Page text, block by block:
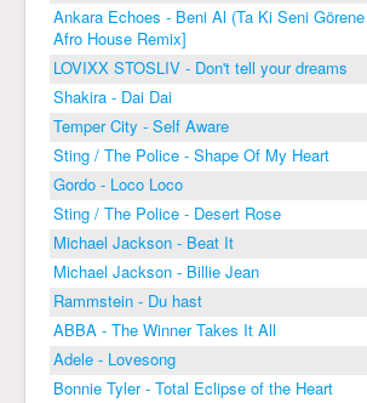
Ankara Echoes - Beni Al (Ta Ki Seni
Afro House Remix]
LOVIXX STOSLIV - Don't tell your dreams
Shakira - Dai Dai
Temper City - Self Aware
Sting / The Police - Shape Of My Heart
Gordo - Loco Loco
Sting / The Police - Desert Rose
Michael Jackson - Beat It
Michael Jackson - Billie Jean
Rammstein - Du hast
ABBA - The Winner Takes It All
Adele - Lovesong
Bonnie Tyler - Total Eclipse of the Heart